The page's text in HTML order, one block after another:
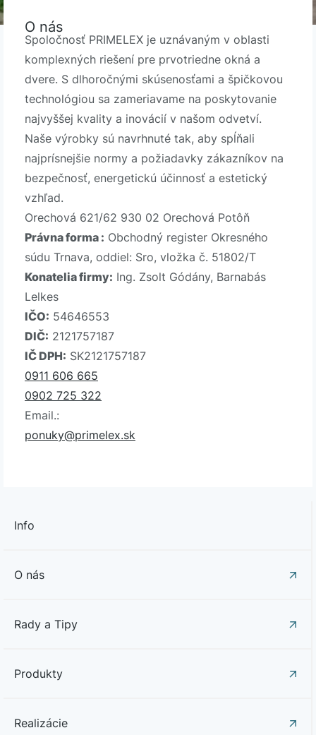
O nás
Spoločnosť PRIMELEX je uznávaným v oblasti
komplexných riešení pre prvotriedne okná a
dvere. S dlhoročnými skúsenosťami a špičkovou
technológiou sa zameriavame na poskytovanie
najvyššej kvality a inovácií v našom odvetví.
Naše výrobky sú navrhnuté tak, aby spĺňali
najprísnejšie normy a požiadavky zákazníkov na
bezpečnosť, energetickú účinnosť a estetický
vzhľad.
Orechová 621/62 930 02 Orechová Potôň
Právna forma : Obchodný register Okresného
súdu Trnava, oddiel: Sro, vložka č. 51802/T
Konatelia firmy: Ing. Zsolt Gódány, Barnabás
Lelkes
IČO: 54646553
DIČ: 2121757187
IČ DPH: SK2121757187
0911 606 665
0902 725 322
Email.:
ponuky@primelex.sk
Info
O nás
Rady a Tipy
Produkty
Realizácie